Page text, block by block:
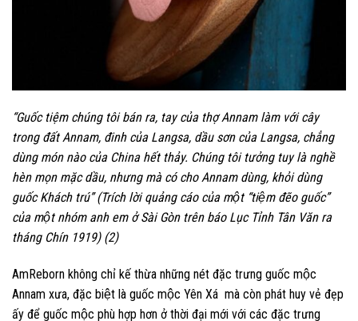
“Guốc tiệm chúng tôi bán ra, tay của thợ Annam làm với cây
trong đất Annam, đinh của Langsa, dầu sơn của Langsa, chẳng
dùng món nào của China hết thảy. Chúng tôi tưởng tuy là nghề
hèn mọn mặc dầu, nhưng mà có cho Annam dùng, khỏi dùng
guốc Khách trú”(Trích lời quảng cáocủa một “tiệm đẽo guốc”
của một nhóm anh em ở Sài Gòn trên báo Lục Tỉnh Tân Văn ra
tháng Chín 1919) (2)
AmReborn không chỉ kế thừa những nét đặc trưng guốc mộc
Annam xưa, đặc biệt là guốc mộc Yên Xá mà còn phát huy vẻ đẹp
ấy để guốc mộc phù hợp hơn ở thời đại mới với các đặc trưng